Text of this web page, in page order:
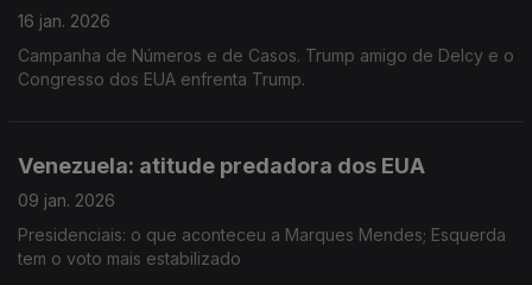
16 jan. 2026
Campanha de Números e de Casos. Trump amigo de Delcy e o
Congresso dos EUA enfrenta Trump.
Venezuela: atitude predadora dos EUA
09 jan. 2026
Presidenciais: o que aconteceu a Marques Mendes; Esquerda
tem o voto mais estabilizado